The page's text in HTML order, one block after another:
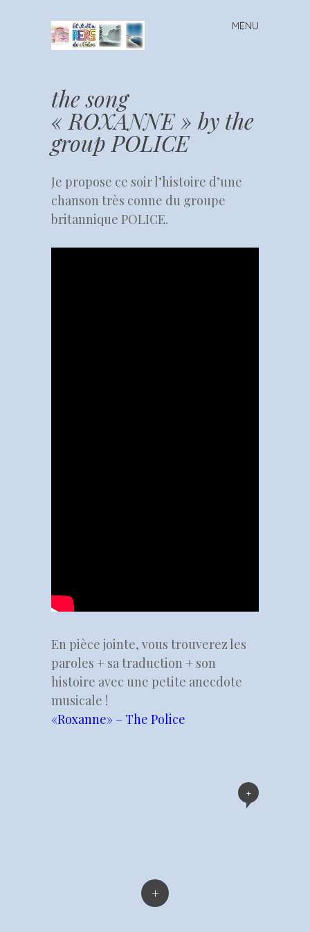
– St
Aubin
de
Médoc
MENU
Skip
to
the song
« ROXANNE » by the
group POLICE
Je propose ce soir l’histoire d’une
chanson très conne du groupe
britannique POLICE.
En pièce jointe, vous trouverez les
paroles + sa traduction + son
histoire avec une petite anecdote
musicale !
«Roxanne» – The Police
+
+